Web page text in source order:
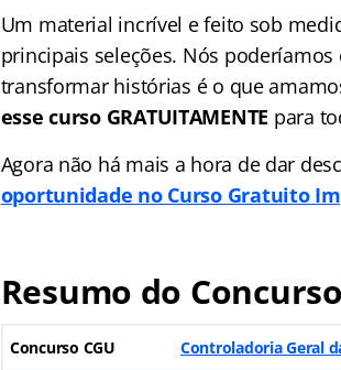
Um material incrível e feito sob
principais seleções. Nós
transformar histórias é o que
esse curso GRATUITAMENTE para
Agora não há mais a hora de dar
oportunidade no Curso Gratuito
Resumo do
Concurso CGU Controladoria Geral